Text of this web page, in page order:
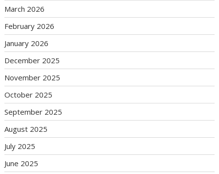
March 2026
February 2026
January 2026
December 2025
November 2025
October 2025
September 2025
August 2025
July 2025
June 2025